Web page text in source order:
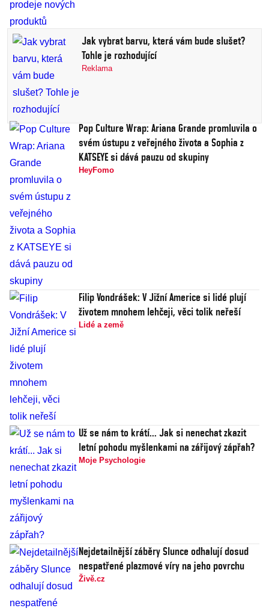
Jak vybrat barvu, která vám bude slušet?
Tohle je rozhodující
Reklama
Pop Culture Wrap: Ariana Grande promluvila o
svém ústupu z veřejného života a Sophia z
KATSEYE si dává pauzu od skupiny
HeyFomo
Filip Vondrášek: V Jižní Americe si lidé plují
životem mnohem lehčeji, věci tolik neřeší
Lidé a země
Už se nám to krátí... Jak si nenechat zkazit
letní pohodu myšlenkami na zářijový zápřah?
Moje Psychologie
Nejdetailnější záběry Slunce odhalují dosud
nespatřené plazmové víry na jeho povrchu
Živě.cz